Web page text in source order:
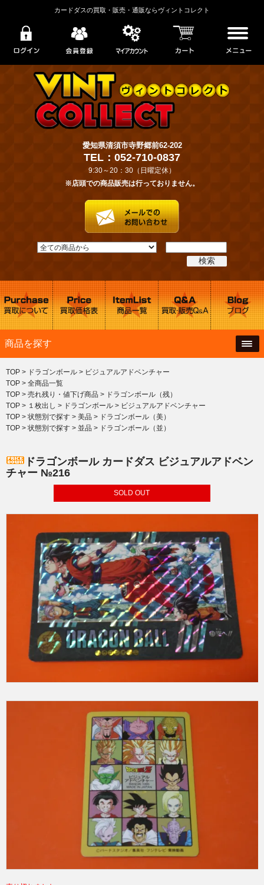
カードダスの買取・販売・通販ならヴィントコレクト
愛知県清須市寺野郷前62-202
TEL：052-710-0837
9:30～20：30（日曜定休）
※店頭での商品販売は行っておりません。
商品を探す
TOP > ドラゴンボール > ビジュアルアドベンチャー
TOP > 全商品一覧
TOP > 売れ残り・値下げ商品 > ドラゴンボール（残）
TOP > １枚出し > ドラゴンボール > ビジュアルアドベンチャー
TOP > 状態別で探す > 美品 > ドラゴンボール（美）
TOP > 状態別で探す > 並品 > ドラゴンボール（並）
ドラゴンボール カードダス ビジュアルアドベン
チャー №216
SOLD OUT